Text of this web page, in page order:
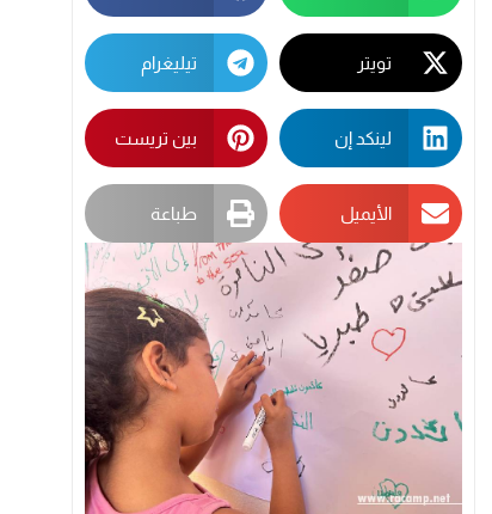
تويتر تيليغرام
لينكد إن بين تريست
الأيميل طباعة